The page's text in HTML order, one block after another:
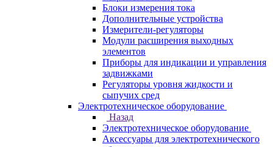
Блоки измерения тока
Дополнительные устройства
Измерители-регуляторы
Модули расширения выходных
элементов
Приборы для индикации и управления
задвижками
Регуляторы уровня жидкости и
сыпучих сред
Электротехническое оборудование
Назад
Электротехническое оборудование
Аксессуары для электротехнического